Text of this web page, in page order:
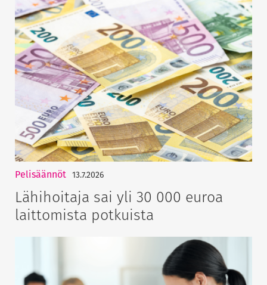
Pelisäännöt 13.7.2026
Lähihoitaja sai yli 30 000 euroa
laittomista potkuista